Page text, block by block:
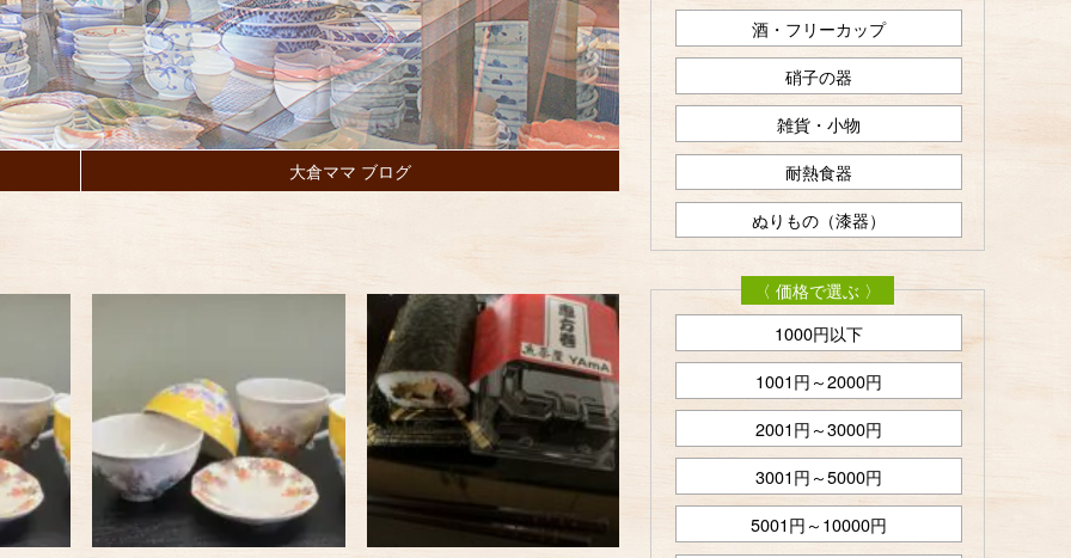
大倉ママ ブログ
酒・フリーカップ
硝子の器
雑貨・小物
耐熱食器
ぬりもの（漆器）
〈 価格で選ぶ 〉
1000円以下
1001円～2000円
2001円～3000円
3001円～5000円
5001円～10000円